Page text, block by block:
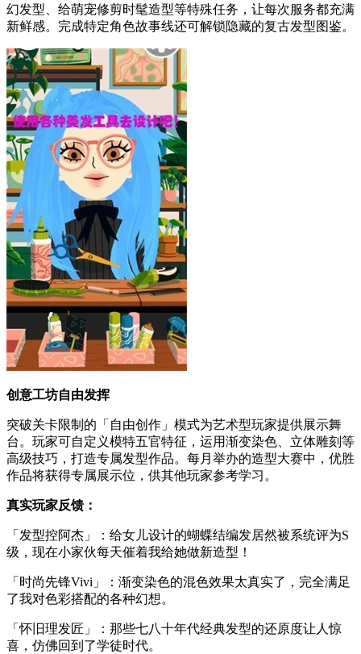
幻发型、给萌宠修剪时髦造型等特殊任务，让每次服务都充满
新鲜感。完成特定角色故事线还可解锁隐藏的复古发型图鉴。
创意工坊自由发挥
突破关卡限制的「自由创作」模式为艺术型玩家提供展示舞
台。玩家可自定义模特五官特征，运用渐变染色、立体雕刻等
高级技巧，打造专属发型作品。每月举办的造型大赛中，优胜
作品将获得专属展示位，供其他玩家参考学习。
真实玩家反馈：
「发型控阿杰」：给女儿设计的蝴蝶结编发居然被系统评为S
级，现在小家伙每天催着我给她做新造型！
「时尚先锋Vivi」：渐变染色的混色效果太真实了，完全满足
了我对色彩搭配的各种幻想。
「怀旧理发匠」：那些七八十年代经典发型的还原度让人惊
喜，仿佛回到了学徒时代。